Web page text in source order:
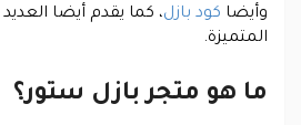
وأيضا كود بازل، كما يقدم أيضا
المتميزة.
ما هو متجر بازل ستور؟